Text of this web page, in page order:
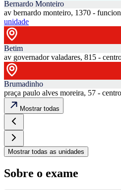
Bernardo Monteiro
av bernardo monteiro, 1370 -
unidade
Betim
av governador valadares, 815 -
Brumadinho
praça paulo alves moreira, 57 -
Mostrar todas
Mostrar todas as unidades
Sobre o exame